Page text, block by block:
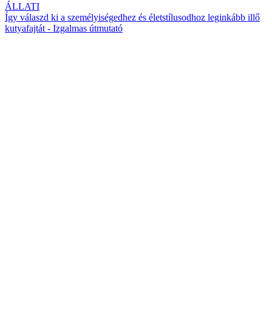
ÁLLATI
Így válaszd ki a személyiségedhez és életstílusodhoz leginkább illő
kutyafajtát - Izgalmas útmutató